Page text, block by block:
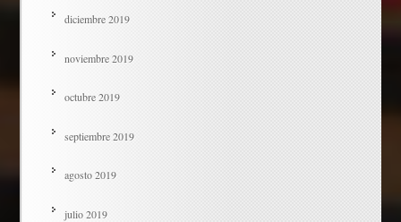
diciembre 2019
noviembre 2019
octubre 2019
septiembre 2019
agosto 2019
julio 2019